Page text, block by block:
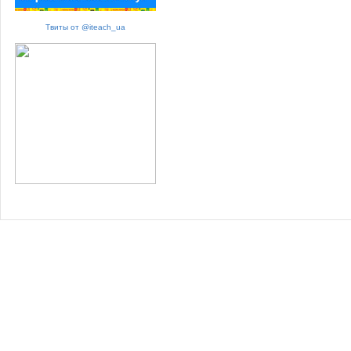
Твиты от @iteach_ua